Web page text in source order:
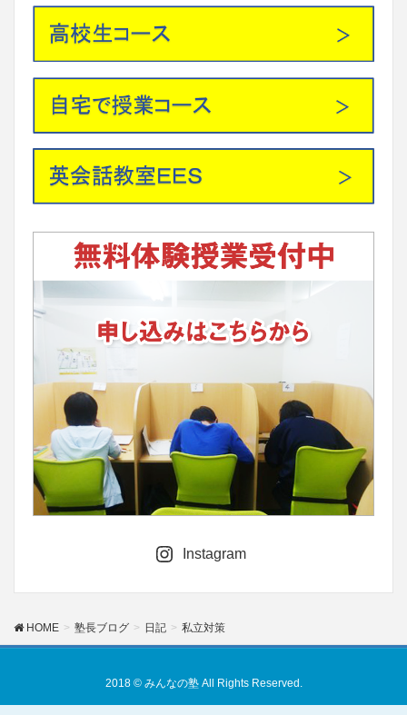
Instagram
HOME 塾長ブログ 日記 私立対策
2018 © みんなの塾 All Rights Reserved.